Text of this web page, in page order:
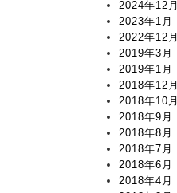
2024年12月
2023年1月
2022年12月
2019年3月
2019年1月
2018年12月
2018年10月
2018年9月
2018年8月
2018年7月
2018年6月
2018年4月